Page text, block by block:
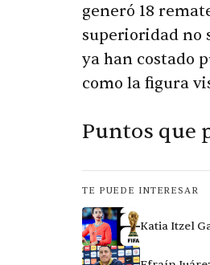
generó 18
superioridad no
ya han costado
como la figura
Puntos que
TE PUEDE INTERESAR
Katia Itzel